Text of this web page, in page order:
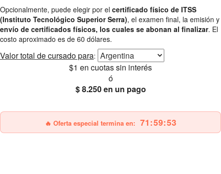
Opcionalmente, puede elegir por el certificado físico de ITSS
(Instituto Tecnológico Superior Serra), el examen final, la emisión y
envío de certificados físicos, los cuales se abonan al finalizar. El
costo aproximado es de 60 dólares.
Valor total de cursado para:
$1 en cuotas sin interés
ó
$ 8.250en un pago
🔥 Oferta especial termina en: 71:59:52